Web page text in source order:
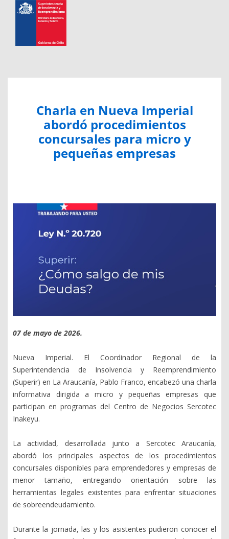
Charla en Nueva Imperial
abordó procedimientos
concursales para micro y
pequeñas empresas
07 de mayo de 2026.
Nueva Imperial. El Coordinador Regional de la
Superintendencia de Insolvencia y Reemprendimiento
(Superir) en La Araucanía, Pablo Franco, encabezó una charla
informativa dirigida a micro y pequeñas empresas que
participan en programas del Centro de Negocios Sercotec
Inakeyu.
La actividad, desarrollada junto a Sercotec Araucanía,
abordó los principales aspectos de los procedimientos
concursales disponibles para emprendedores y empresas de
menor tamaño, entregando orientación sobre las
herramientas legales existentes para enfrentar situaciones
de sobreendeudamiento.
Durante la jornada, las y los asistentes pudieron conocer el